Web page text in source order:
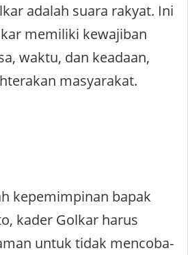
adalah suara rakyat. Ini
memiliki kewajiban
waktu, dan keadaan,
masyarakat.
kepemimpinan bapak
kader Golkar harus
untuk tidak mencoba-